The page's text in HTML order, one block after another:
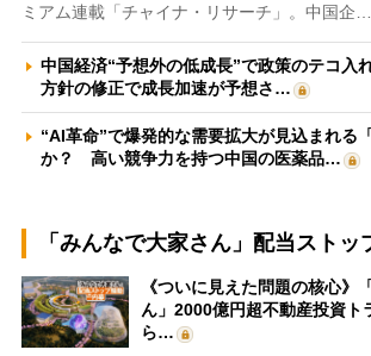
ミアム連載「チャイナ・リサーチ」。中国企…
中国経済“予想外の低成長”で政策のテコ
方針の修正で成長加速が予想さ…
“AI革命”で爆発的な需要拡大が見込まれる
か？ 高い競争力を持つ中国の医薬品…
「みんなで大家さん」配当ストッ
《ついに見えた問題の核心》
ん」2000億円超不動産投資ト
ら…